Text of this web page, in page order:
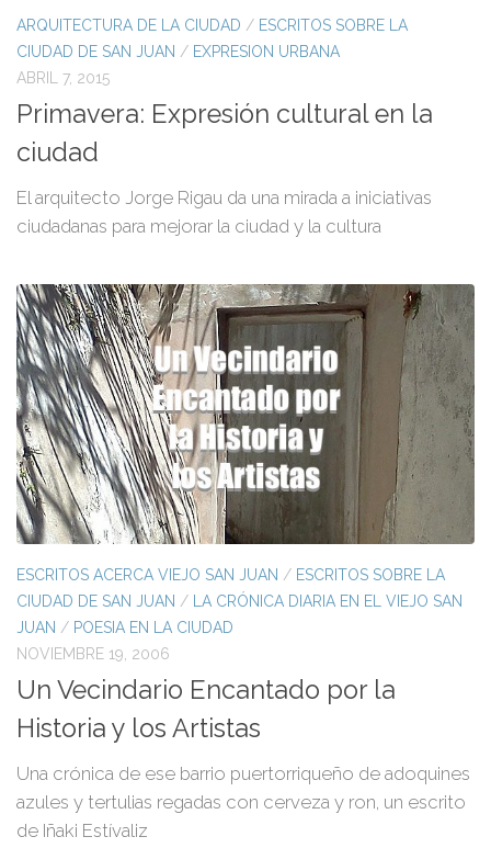
ARQUITECTURA DE LA CIUDAD / ESCRITOS SOBRE LA
CIUDAD DE SAN JUAN / EXPRESION URBANA
ABRIL 7, 2015
Primavera: Expresión cultural en la
ciudad
El arquitecto Jorge Rigau da una mirada a iniciativas
ciudadanas para mejorar la ciudad y la cultura
ESCRITOS ACERCA VIEJO SAN JUAN / ESCRITOS SOBRE LA
CIUDAD DE SAN JUAN /
LA CRÓNICA DIARIA EN EL VIEJO SAN
JUAN / POESIA EN LA CIUDAD
NOVIEMBRE 19, 2006
Un Vecindario Encantado por la
Historia y los Artistas
Una crónica de ese barrio puertorriqueño de adoquines
azules y tertulias regadas con cerveza y ron, un escrito
de Iñaki Estívaliz